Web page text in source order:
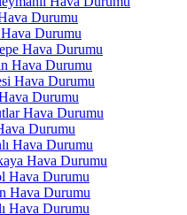
Durumu
Durumu
Hava Durumu
Hava Durumu
Hava Durumu
Durumu
Hava Durumu
Durumu
Hava Durumu
Hava Durumu
Hava Durumu
Hava Durumu
Hava Durumu